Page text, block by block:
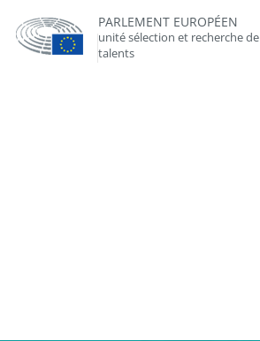
PARLEMENT EUROPÉEN
unité sélection et recherche de
talents